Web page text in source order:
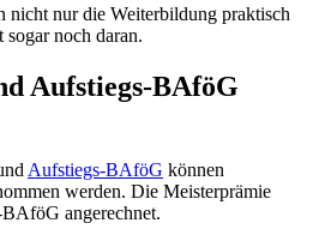
nicht nur die Weiterbildung praktisch
sogar noch daran.
Aufstiegs-BAföG
Aufstiegs-BAföG können
werden. Die Meisterprämie
angerechnet.